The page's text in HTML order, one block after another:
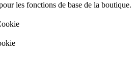
les fonctions de base de la boutique.